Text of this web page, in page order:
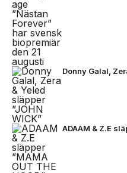
Donny Galal,
ADAAM & Z.E